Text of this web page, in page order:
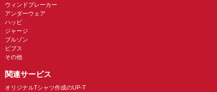
ウィンドブレーカー
アンダーウェア
ハッピ
ジャージ
ブルゾン
ビブス
その他
関連サービス
オリジナルTシャツ作成のUP-T